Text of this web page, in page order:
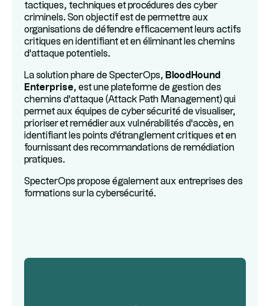
tactiques, techniques et procédures des cyber
criminels. Son objectif est de permettre aux
organisations de défendre efficacement leurs actifs
critiques en identifiant et en éliminant les chemins
d'attaque potentiels.​
La solution phare de SpecterOps, BloodHound
Enterprise, est une plateforme de gestion des
chemins d'attaque (Attack Path Management) qui
permet aux équipes de cyber sécurité de visualiser,
prioriser et remédier aux vulnérabilités d'accès, en
identifiant les points d'étranglement critiques et en
fournissant des recommandations de remédiation
pratiques.
SpecterOps propose également aux entreprises des
formations sur la cybersécurité.